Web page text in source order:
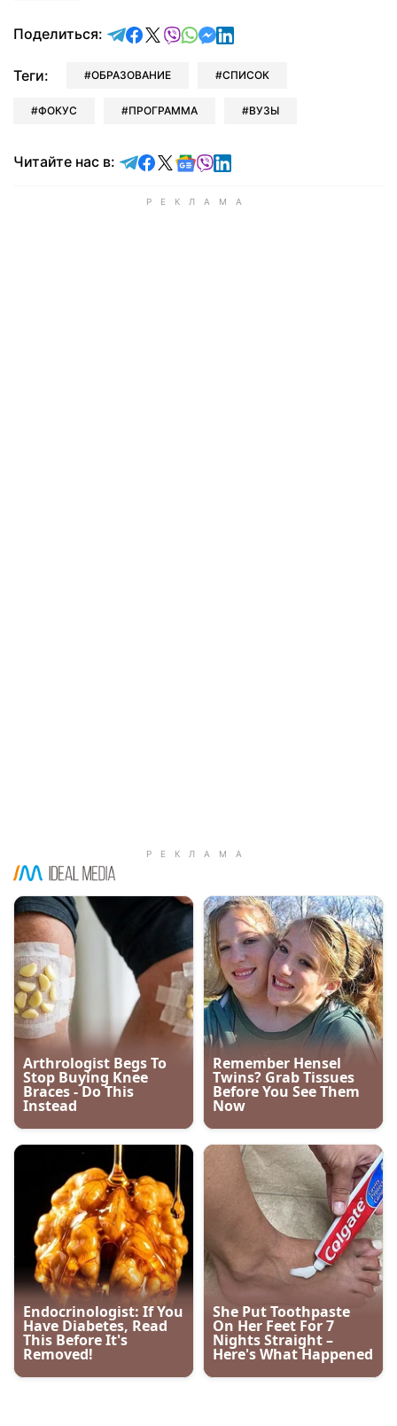
Поделиться: отправить в Telegram
поделиться в Facebook
поделиться в X
отправить в Viber
отправить в Whatsapp
отправить в Messenger
отправить в LinkedIn
Теги: ОБРАЗОВАНИЕ СПИСОК
ФОКУС ПРОГРАММА ВУЗЫ
Читайте нас в: Читайте в Telegram
Читайте в Facebook
Читайте в X
Читайте в Google news
Читайте в Viber
Читайте в LinkedIn